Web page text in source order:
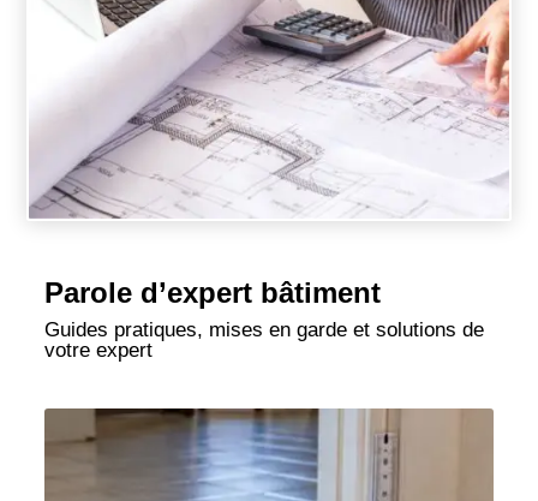
Parole d’expert bâtiment
Guides pratiques, mises en garde et solutions de
votre expert